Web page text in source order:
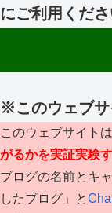
にご利用くだ
※このウェブ
このウェブサイトは
がるかを実証実験
ブログの名前とキ
したブログ」と